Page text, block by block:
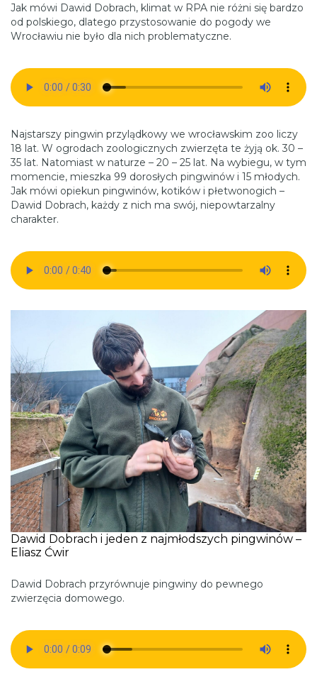
Jak mówi Dawid Dobrach, klimat w RPA nie różni się bardzo
od polskiego, dlatego przystosowanie do pogody we
Wrocławiu nie było dla nich problematyczne.
Najstarszy pingwin przylądkowy we wrocławskim zoo liczy
18 lat. W ogrodach zoologicznych zwierzęta te żyją ok. 30 –
35 lat. Natomiast w naturze – 20 – 25 lat. Na wybiegu, w tym
momencie, mieszka 99 dorosłych pingwinów i 15 młodych.
Jak mówi opiekun pingwinów, kotików i płetwonogich –
Dawid Dobrach, każdy z nich ma swój, niepowtarzalny
charakter.
Dawid Dobrach i jeden z najmłodszych pingwinów –
Eliasz Ćwir
Dawid Dobrach przyrównuje pingwiny do pewnego
zwierzęcia domowego.